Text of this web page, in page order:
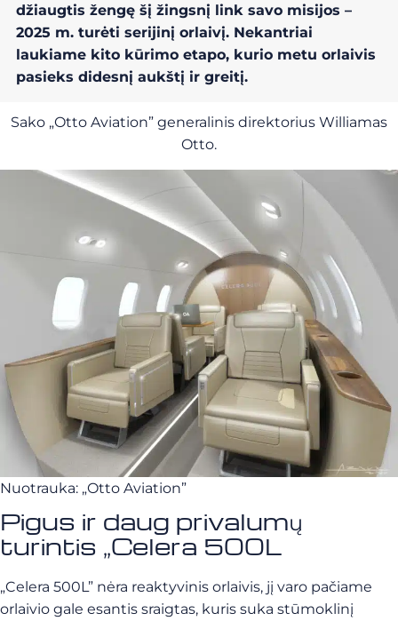
džiaugtis žengę šį žingsnį link savo misijos –
2025 m. turėti serijinį orlaivį. Nekantriai
laukiame kito kūrimo etapo, kurio metu orlaivis
pasieks didesnį aukštį ir greitį.
Sako „Otto Aviation” generalinis direktorius Williamas
Otto.
Nuotrauka: „Otto Aviation”
Pigus ir daug privalumų
turintis „Celera 500L
„Celera 500L” nėra reaktyvinis orlaivis, jį varo pačiame
orlaivio gale esantis sraigtas, kuris suka stūmoklinį